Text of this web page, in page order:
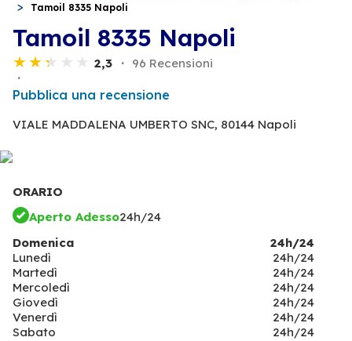
Tamoil 8335 Napoli
Tamoil 8335 Napoli
2,3 96 Recensioni
Pubblica una recensione
VIALE MADDALENA UMBERTO SNC, 80144 Napoli
ORARIO
Aperto Adesso24h/24
Domenica
24h/24
Lunedì
24h/24
Martedì
24h/24
Mercoledì
24h/24
Giovedì
24h/24
Venerdì
24h/24
Sabato
24h/24